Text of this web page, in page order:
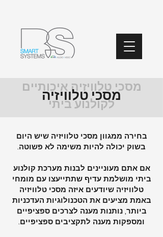
מסכי טלוויזיה איכותיים
לקולנוע ביתי
מסכי טלוויזיה
בחירה ממגוון מסכי טלוויזיה שיש היום
בשוק יכולה להיות משימה לא פשוטה.
אם אתם מעוניינים לבנות מערכת קולנוע
ביתי מושלמת עדיף שתתייעצו עם מומחי
טלוויזיה שיודעים איזה מסכי טלוויזיה
באמת מציעים את הטכנולוגיות העדכניות
ביותר, נותנות מענה לצרכים ספציפיים
ומספקות מענה לתקציבים ספציפיים.